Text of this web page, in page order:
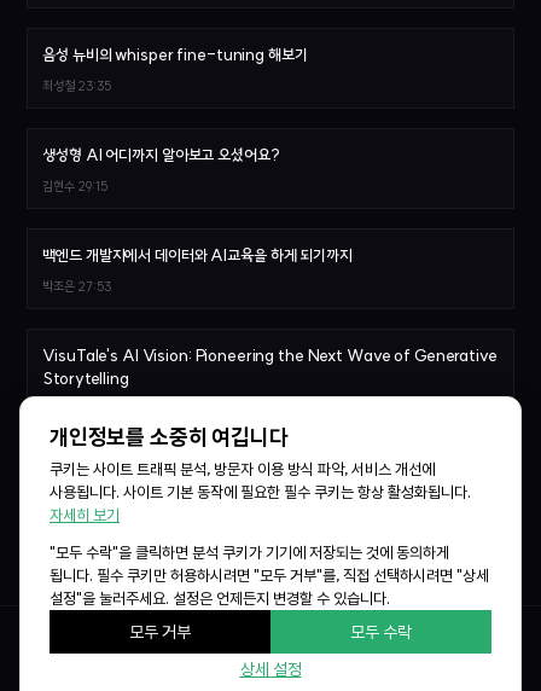
음성 뉴비의 whisper fine-tuning 해보기
최성철 23:35
생성형 AI 어디까지 알아보고 오셨어요?
김현수 29:15
백엔드 개발자에서 데이터와 AI교육을 하게 되기까지
박조은 27:53
VisuTale's AI Vision: Pioneering the Next Wave of Generative
Storytelling
고속 NFS 스토리지 통합 지원
이상훈 26:31
Lablup Inc. All rights reserved.
lab | up > /conf/3,Make AI Accessible
개인정보를 소중히 여깁니다
쿠키는 사이트 트래픽 분석, 방문자 이용 방식 파악, 서비스 개선에
사용됩니다. 사이트 기본 동작에 필요한 필수 쿠키는 항상 활성화됩니다.
자세히 보기
"모두 수락"을 클릭하면 분석 쿠키가 기기에 저장되는 것에 동의하게
됩니다. 필수 쿠키만 허용하시려면 "모두 거부"를, 직접 선택하시려면 "상세
설정"을 눌러주세요. 설정은 언제든지 변경할 수 있습니다.
상세 설정
모두 거부 모두 수락